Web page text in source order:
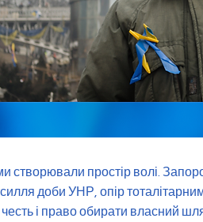
створювали простір волі.
доби УНР, опір
і право обирати власний